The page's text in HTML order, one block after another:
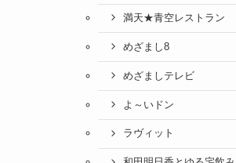
満天★青空レストラン
めざまし8
めざましテレビ
よ～いドン
ラヴィット